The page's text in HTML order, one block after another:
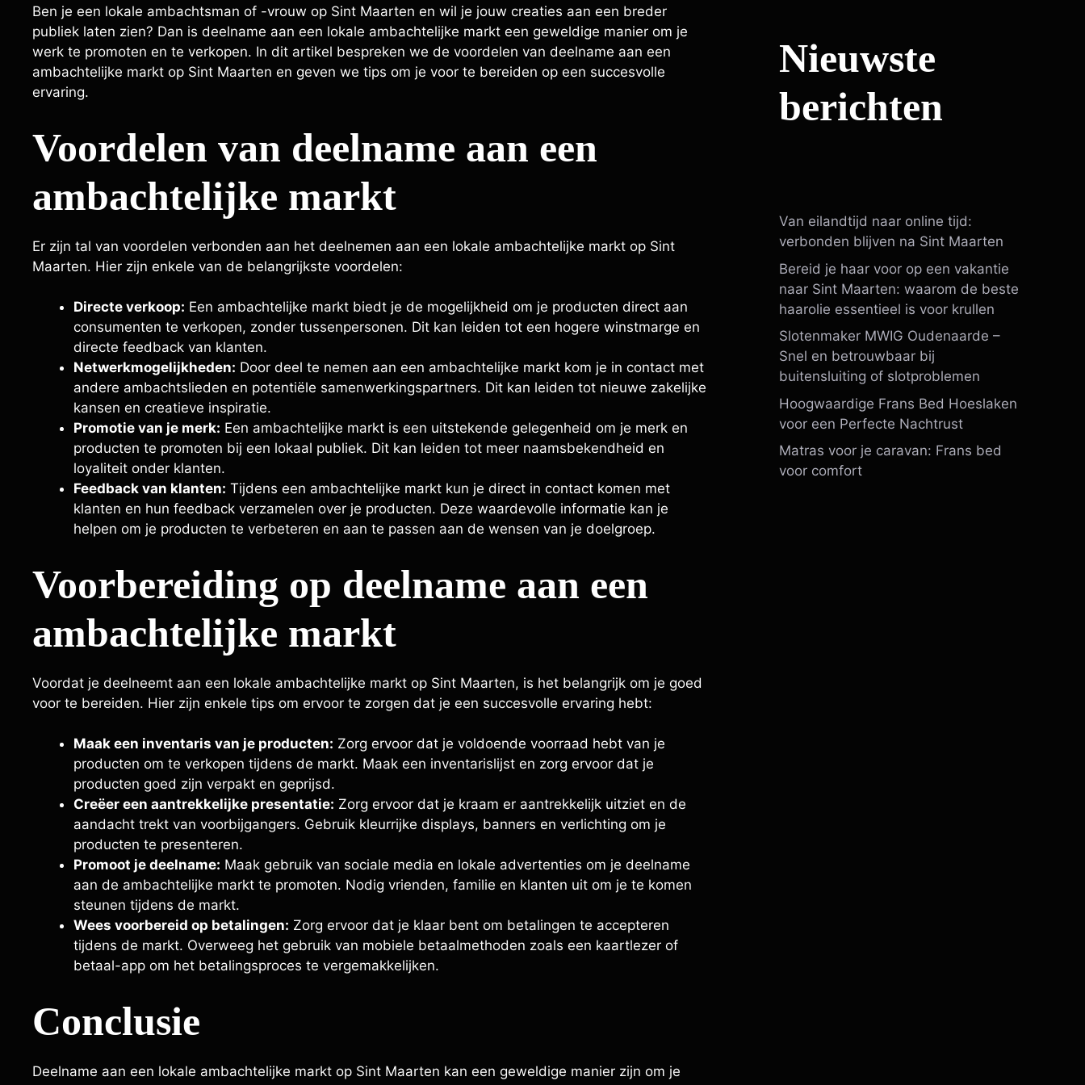
Ben je een lokale ambachtsman of -vrouw op Sint Maarten en wil je jouw creaties aan een breder
publiek laten zien? Dan is deelname aan een lokale ambachtelijke markt een geweldige manier om je
werk te promoten en te verkopen. In dit artikel bespreken we de voordelen van deelname aan een
ambachtelijke markt op Sint Maarten en geven we tips om je voor te bereiden op een succesvolle
ervaring.
Voordelen van deelname aan een
ambachtelijke markt
Er zijn tal van voordelen verbonden aan het deelnemen aan een lokale ambachtelijke markt op Sint
Maarten. Hier zijn enkele van de belangrijkste voordelen:
Directe verkoop: Een ambachtelijke markt biedt je de mogelijkheid om je producten direct aan
consumenten te verkopen, zonder tussenpersonen. Dit kan leiden tot een hogere winstmarge en
directe feedback van klanten.
Netwerkmogelijkheden: Door deel te nemen aan een ambachtelijke markt kom je in contact met
andere ambachtslieden en potentiële samenwerkingspartners. Dit kan leiden tot nieuwe zakelijke
kansen en creatieve inspiratie.
Promotie van je merk: Een ambachtelijke markt is een uitstekende gelegenheid om je merk en
producten te promoten bij een lokaal publiek. Dit kan leiden tot meer naamsbekendheid en
loyaliteit onder klanten.
Feedback van klanten: Tijdens een ambachtelijke markt kun je direct in contact komen met
klanten en hun feedback verzamelen over je producten. Deze waardevolle informatie kan je
helpen om je producten te verbeteren en aan te passen aan de wensen van je doelgroep.
Voorbereiding op deelname aan een
ambachtelijke markt
Voordat je deelneemt aan een lokale ambachtelijke markt op Sint Maarten, is het belangrijk om je goed
voor te bereiden. Hier zijn enkele tips om ervoor te zorgen dat je een succesvolle ervaring hebt:
Maak een inventaris van je producten: Zorg ervoor dat je voldoende voorraad hebt van je
producten om te verkopen tijdens de markt. Maak een inventarislijst en zorg ervoor dat je
producten goed zijn verpakt en geprijsd.
Creëer een aantrekkelijke presentatie: Zorg ervoor dat je kraam er aantrekkelijk uitziet en de
aandacht trekt van voorbijgangers. Gebruik kleurrijke displays, banners en verlichting om je
producten te presenteren.
Promoot je deelname: Maak gebruik van sociale media en lokale advertenties om je deelname
aan de ambachtelijke markt te promoten. Nodig vrienden, familie en klanten uit om je te komen
steunen tijdens de markt.
Wees voorbereid op betalingen: Zorg ervoor dat je klaar bent om betalingen te accepteren
tijdens de markt. Overweeg het gebruik van mobiele betaalmethoden zoals een kaartlezer of
betaal-app om het betalingsproces te vergemakkelijken.
Conclusie
Deelname aan een lokale ambachtelijke markt op Sint Maarten kan een geweldige manier zijn om je
Nieuwste
berichten
Van eilandtijd naar online tijd:
verbonden blijven na Sint Maarten
Bereid je haar voor op een vakantie
naar Sint Maarten: waarom de beste
haarolie essentieel is voor krullen
Slotenmaker MWIG Oudenaarde –
Snel en betrouwbaar bij
buitensluiting of slotproblemen
Hoogwaardige Frans Bed Hoeslaken
voor een Perfecte Nachtrust
Matras voor je caravan: Frans bed
voor comfort